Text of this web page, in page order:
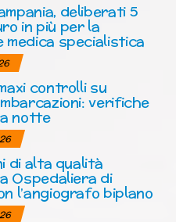
deliberati 5
in più per la
medica specialistica
controlli su
verifiche
notte
di alta qualità
Ospedaliera di
l’angiografo biplano